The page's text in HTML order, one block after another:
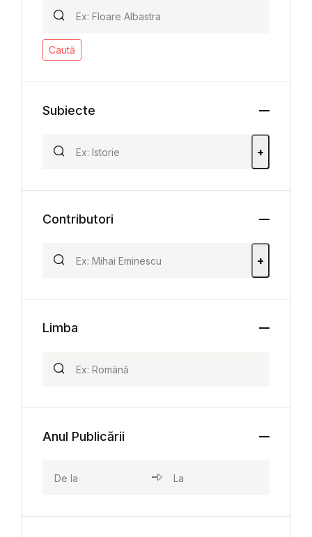
Caută
Subiecte
+
Contributori
+
Limba
Anul Publicării